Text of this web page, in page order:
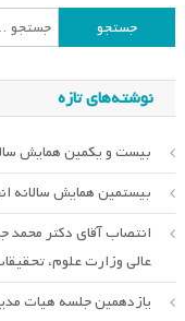
جستجو
برای:
نوشته‌های تازه
بیست و یکمین همایش
بیستمین همایش سالانه
انتصاب آقای دکتر محمد
عالی وزارت علوم،
یازدهمین جلسه هیات